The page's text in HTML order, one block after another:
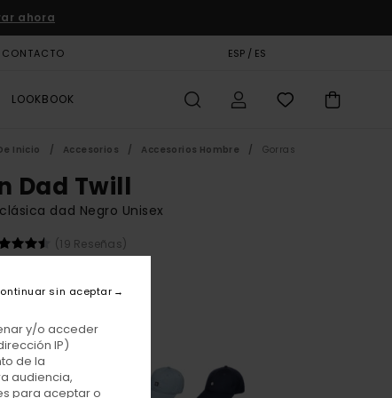
ahora
ESP / ES
LOOKBOOK
Inicio Accesorios Accesorios Hombre Gorras
Dad Twill
dad Negro Unisex
(19 Reseñas)
Black
y/o acceder
IP)
de la
audiencia,
para aceptar o
sin aceptar